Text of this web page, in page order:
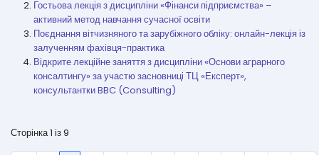
Гостьова лекція з дисципліни «Фінанси підприємства» –
активний метод навчання сучасної освіти
Поєднання вітчизняного та зарубіжного обліку: онлайн-лекція із
залученням фахівця-практика
Відкрите лекційне заняття з дисципліни «Основи аграрного
консалтингу» за участю засновниці ТЦ «Експерт»,
консультантки BBC (Consulting)
Сторінка 1 із 9